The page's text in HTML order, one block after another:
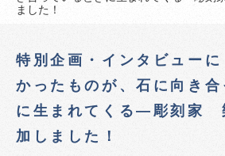
ました！
特別企画・インタビューに
かったものが、石に向き合
に生まれてくる―彫刻家
加しました！